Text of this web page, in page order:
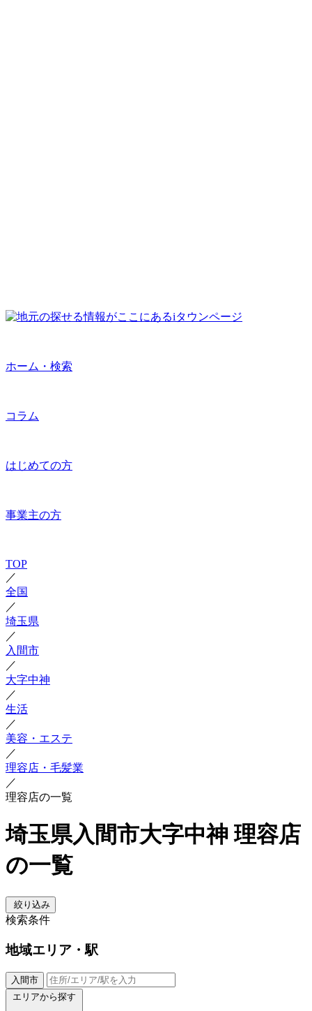
ホーム・検索
コラム
はじめての方
事業主の方
TOP
／
全国
／
埼玉県
／
入間市
／
大字中神
／
生活
／
美容・エステ
／
理容店・毛髪業
／
理容店の一覧
埼玉県入間市大字中神 理容店
の一覧
絞り込み
検索条件
地域エリア・駅
入間市
エリアから探す